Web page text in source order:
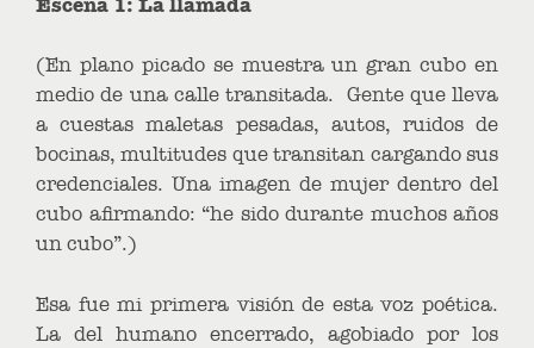
(En plano picado se muestra un gran cubo en
medio de una calle transitada. Gente que lleva
a cuestas maletas pesadas, autos, ruidos de
bocinas, multitudes que transitan cargando sus
credenciales. Una imagen de mujer dentro del
cubo afirmando: “he sido durante muchos años
un cubo”.)
Esa fue mi primera visión de esta voz poética.
La del humano encerrado, agobiado por los